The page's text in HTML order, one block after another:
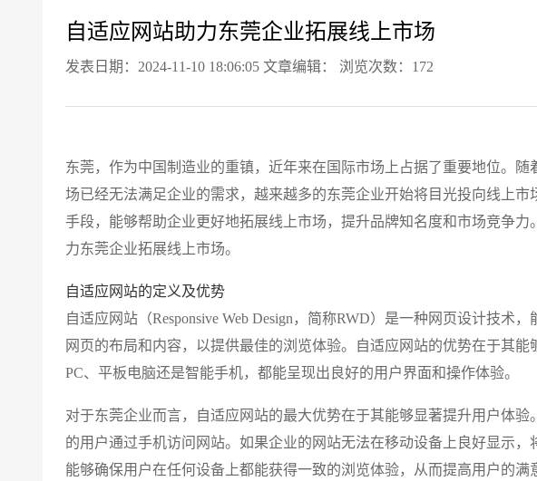
自适应网站助力东莞企业拓展线上市场
发表日期：2024-11-10 18:06:05 文章编辑： 浏览次数：172
东莞，作为中国制造业的重镇，近年来在国际市场上占据了重要地位。
场已经无法满足企业的需求，越来越多的东莞企业开始将目光投向线上
手段，能够帮助企业更好地拓展线上市场，提升品牌知名度和市场竞争
力东莞企业拓展线上市场。
自适应网站的定义及优势
自适应网站（Responsive Web Design，简称RWD）是一种网页设计技术
网页的布局和内容，以提供最佳的浏览体验。自适应网站的优势在于其
PC、平板电脑还是智能手机，都能呈现出良好的用户界面和操作体验。
对于东莞企业而言，自适应网站的最大优势在于其能够显著提升用户体
的用户通过手机访问网站。如果企业的网站无法在移动设备上良好显示
能够确保用户在任何设备上都能获得一致的浏览体验，从而提高用户的满